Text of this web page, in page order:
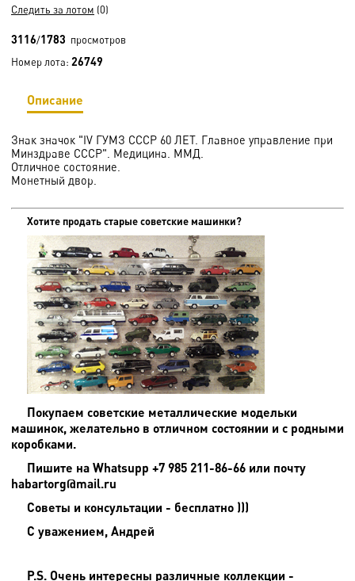
Следить за лотом (0)
3116/1783 просмотров
Номер лота: 26749
Описание
Знак значок "IV ГУМЗ СССР 60 ЛЕТ. Главное управление при
Минздраве СССР". Медицина. ММД.
Отличное состояние.
Монетный двор.
Хотите продать старые советские машинки?
Покупаем советские металлические модельки
машинок, желательно в отличном состоянии и с родными
коробками.
Пишите на Whatsupp +7 985 211-86-66 или почту
habartorg@mail.ru
Советы и консультации - бесплатно )))
С уважением, Андрей
P.S. Очень интересны различные коллекции -